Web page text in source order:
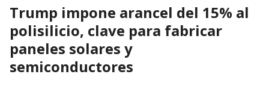
Trump impone arancel del 15% al
polisilicio, clave para fabricar
paneles solares y
semiconductores